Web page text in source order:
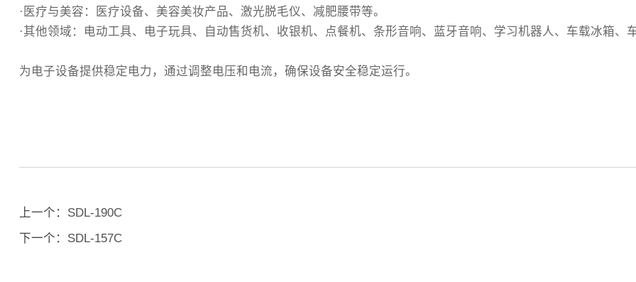
·医疗与美容‌：医疗设备、美容美妆产品、激光脱毛仪、减肥腰带等。
‌·其他领域‌：电动工具、电子玩具、自动售货机、收银机、点餐机、条形音响、蓝牙音响、学习机器人、车载冰箱、
为电子设备提供稳定电力，通过调整电压和电流，确保设备安全稳定运行。
上一个： SDL-190C
下一个： SDL-157C